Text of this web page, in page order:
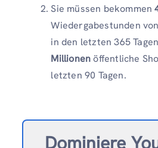
Sie müssen bekommen
Wiedergabestunden
in den letzten 365
Millionenöffentliche
letzten 90 Tagen.
Dominiere